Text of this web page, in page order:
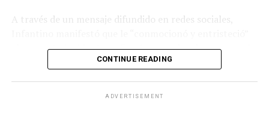
A través de un mensaje difundido en redes sociales,
el presunto incidente y afirmó que no hay lugar para el
racismo en el futbol ni en la sociedad. Señaló que es
medidas y que se investiguen los hechos para exigir
CONTINUE READING
ADVERTISEMENT